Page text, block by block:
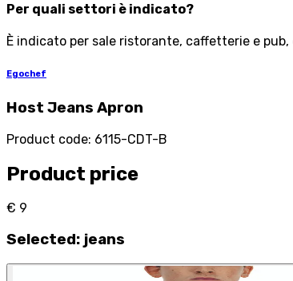
Per quali settori è indicato?
È indicato per sale ristorante, caffetterie e
Egochef
Host Jeans Apron
Product code: 6115-CDT-B
Product price
€ 9
Selected: jeans